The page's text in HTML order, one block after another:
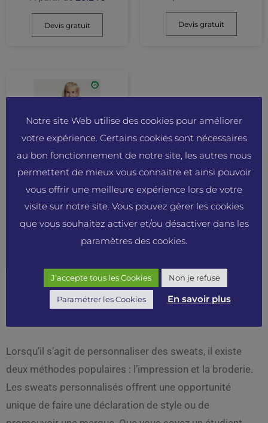
Devis gratuit Devis gratuit
O83301_Sweat capuche
femme
A partir de41.24€
→
Lorsqu’il s’agit de personnaliser des sweats, il existe
deux méthodes populaires : l’impression et la broderie.
Les sweats personnalisés offrent une opportunité
unique de faire une déclaration de style ou de
Notre site Web utilise des cookies pour améliorer
votre expérience. Certains cookies sont nécessaires
au bon fonctionnement de notre site, les autres nous
permettent de mieux vous connaitre et ainsi pouvoir
vous offrir une meilleure expérience lors de votre
visite sur notre site. Vous pouvez gérer les cookies
que vous souhaitez activer et/ou désactiver dans les
paramètres des cookies.
J'accepte tous les Cookies Non je refuse
Paramétrer les Cookies En savoir plus